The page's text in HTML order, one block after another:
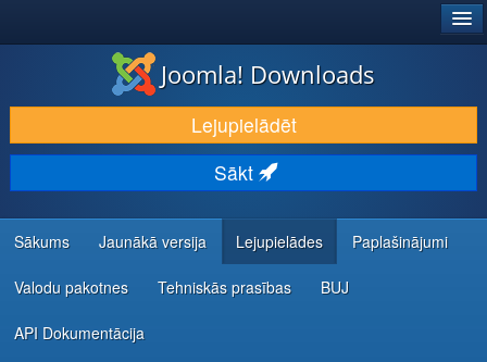
LEJUPIELĀDĒT UN PAPLAŠINĀT
ATKLĀJ UN IEMĀCIES
KOPIENA UN ATBALSTS
IZSTRĀDĀTĀJU RESURSI
Joomla! Downloads
Lejupielādēt
Sākt
Sākums Jaunākā versija Lejupielādes Paplašinājumi
Valodu pakotnes Tehniskās prasības BUJ
API Dokumentācija